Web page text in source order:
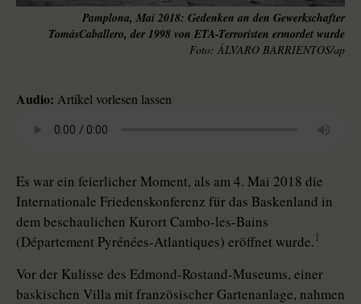
Pamplona, Mai 2018: Gedenken an den Gewerkschafter
TomásCaballero, der 1998 von ETA-Terroristen ermordet wurde
ÁLVARO BARRIENTOS/ap
Audio: Artikel vorlesen lassen
Es war ein feierlicher Moment, als am 4. Mai 2018 die
Internationale Friedenskonferenz für das Baskenland in
dem beschaulichen Kurort Cambo-les-Bains
(Département Pyrénées-Atlantiques) eröffnet wurde. 1
Vor der Kulisse des Edmond-­Ros­tand-­Museums, einer
baskischen Villa mit französischer Gartenanlage, nahmen